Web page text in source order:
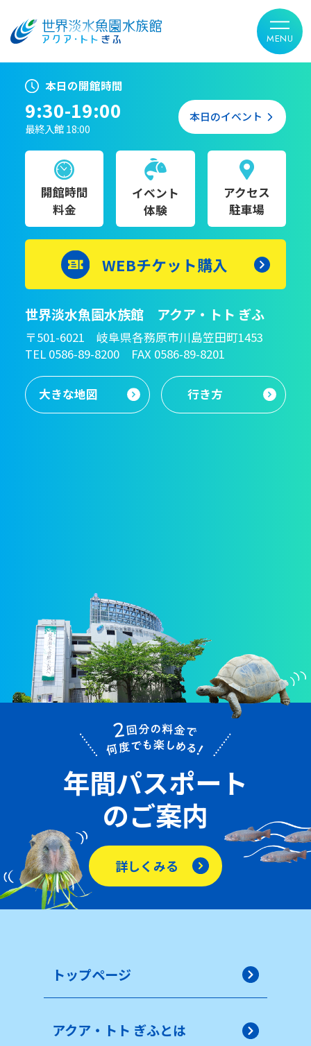
本日の開館時間
9:30-19:00
最終入館 18:00
本日のイベント
開館時間
料金
イベント
体験
アクセス
駐車場
WEBチケット購入
世界淡水魚園水族館 アクア・トト ぎふ
〒501-6021 岐阜県各務原市川島笠田町1453
TEL 0586-89-8200 FAX 0586-89-8201
大きな地図 行き方
年間パスポート
のご案内
詳しくみる
トップページ
アクア・トト ぎふとは